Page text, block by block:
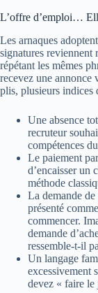
L’offre d’emploi…
Les arnaques
signatures reviennent
répétant les mêmes
recevez une annonce
plis, plusieurs indices
Une absence
recruteur
compétences
Le paiement
d’encaisser un
méthode
La demande
présenté
commencer.
demande
ressemble-t-il
Un langage
excessivement
devez « faire le